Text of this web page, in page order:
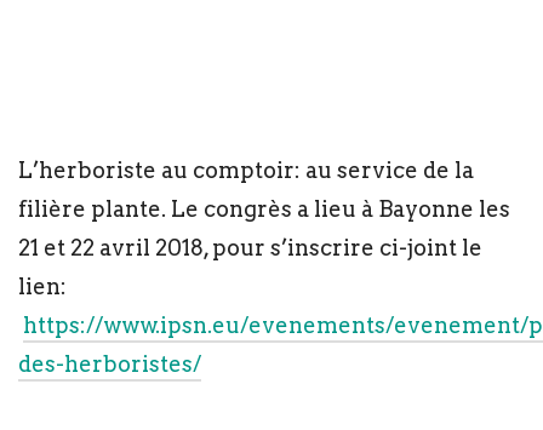
L’herboriste au comptoir: au service de la
filière plante. Le congrès a lieu à Bayonne les
21 et 22 avril 2018, pour s’inscrire ci-joint le
lien:
https://www.ipsn.eu/evenements/evenement/
des-herboristes/